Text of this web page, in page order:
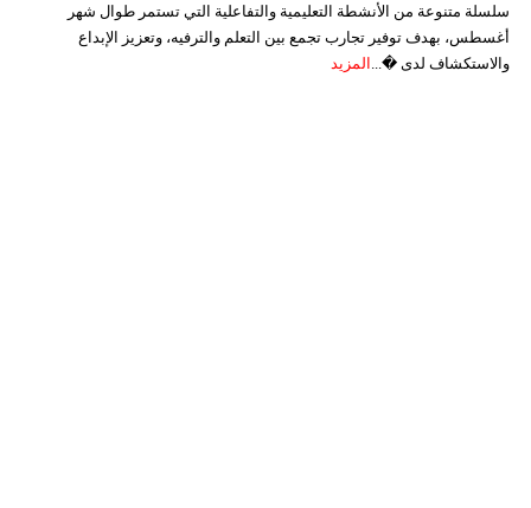
سلسلة متنوعة من الأنشطة التعليمية والتفاعلية التي تستمر طوال شهر
أغسطس، بهدف توفير تجارب تجمع بين التعلم والترفيه، وتعزيز الإبداع
والاستكشاف لدى �... المزيد